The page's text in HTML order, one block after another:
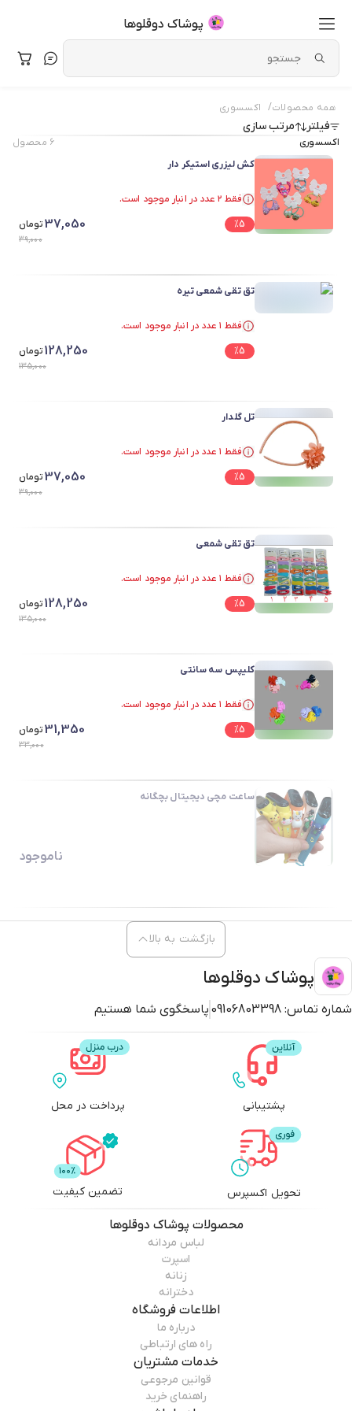
پوشاک دوقلوها
همه محصولات/ اکسسوری
فیلتر مرتب سازی
اکسسوری ۶ محصول
کش لیزری استیکر دار
فقط ۲ عدد در انبار موجود است.
%5
37,050تومان
39,000
تق تقی شمعی تیره
فقط ۱ عدد در انبار موجود است.
%5
128,250تومان
135,000
تل گلدار
فقط ۱ عدد در انبار موجود است.
%5
37,050تومان
39,000
تق تقی شمعی
فقط ۱ عدد در انبار موجود است.
%5
128,250تومان
135,000
کلیپس سه سانتی
فقط ۱ عدد در انبار موجود است.
%5
31,350تومان
33,000
ساعت مچی دیجیتال بچگانه
ناموجود
پوشاک دوقلوها
شماره تماس: 09106803398 پاسخگوی شما هستیم
بازگشت به بالا
پشتیبانی پرداخت در محل
تحویل اکسپرس تضمین کیفیت
محصولات پوشاک دوقلوها
لباس مردانه
اسپرت
زنانه
دخترانه
اطلاعات فروشگاه
درباره ما
راه های ارتباطی
خدمات مشتریان
قوانین مرجوعی
راهنمای خرید